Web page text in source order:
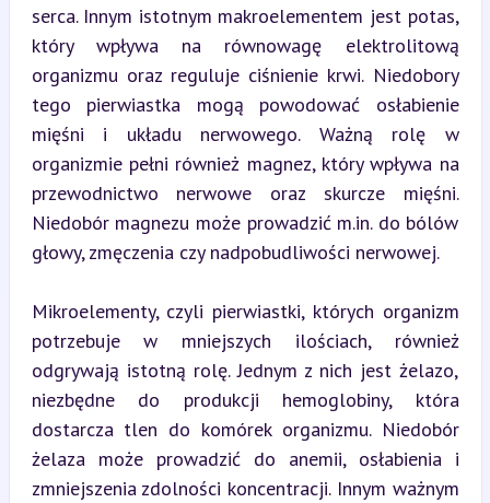
serca. Innym istotnym makroelementem jest potas,
który wpływa na równowagę elektrolitową
organizmu oraz reguluje ciśnienie krwi. Niedobory
tego pierwiastka mogą powodować osłabienie
mięśni i układu nerwowego. Ważną rolę w
organizmie pełni również magnez, który wpływa na
przewodnictwo nerwowe oraz skurcze mięśni.
Niedobór magnezu może prowadzić m.in. do bólów
głowy, zmęczenia czy nadpobudliwości nerwowej.
Mikroelementy, czyli pierwiastki, których organizm
potrzebuje w mniejszych ilościach, również
odgrywają istotną rolę. Jednym z nich jest żelazo,
niezbędne do produkcji hemoglobiny, która
dostarcza tlen do komórek organizmu. Niedobór
żelaza może prowadzić do anemii, osłabienia i
zmniejszenia zdolności koncentracji. Innym ważnym